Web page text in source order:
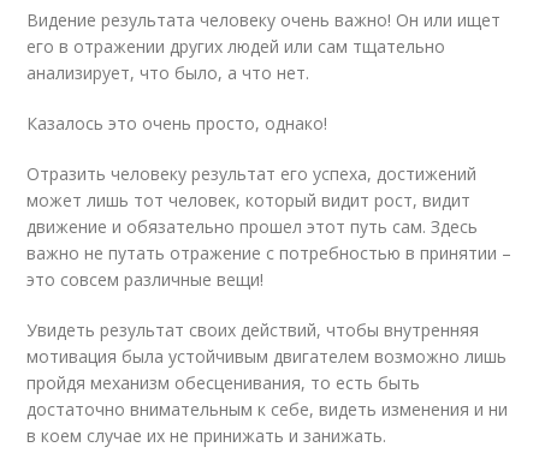
Видение результата человеку очень важно! Он или ищет
его в отражении других людей или сам тщательно
анализирует, что было, а что нет.
Казалось это очень просто, однако!
Отразить человеку результат его успеха, достижений
может лишь тот человек, который видит рост, видит
движение и обязательно прошел этот путь сам. Здесь
важно не путать отражение с потребностью в принятии –
это совсем различные вещи!
Увидеть результат своих действий, чтобы внутренняя
мотивация была устойчивым двигателем возможно лишь
пройдя механизм обесценивания, то есть быть
достаточно внимательным к себе, видеть изменения и ни
в коем случае их не принижать и занижать.